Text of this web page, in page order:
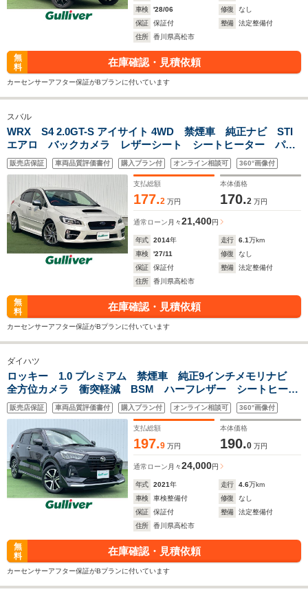
車検
'28/06 修復
なし
保証
保証付 整備
法定整備付
住所
香川県高松市
無
料
在庫確認・見積依頼
カーセンサーアフター保証がBプランに付いています
スバル
WRX S4 2.0GT-S アイサイト 4WD 禁煙車 純正ナビ STI
エアロ バックカメラ レザーシート シートヒーター パワ
ーシート 革巻きステアリング パドルシフト ETC 純正18
インチアルミ 純正フロアマット 電子パーキング アイサイ
販売店保証 車両品質評価書付 購入プラン付 オンライン相談可 360°画像付
支払総額
177.2 万円
本体価格
170.2 万円
通常ローン 月々21,400円
年式 2014年 走行 6.1万km
車検
'27/11 修復
なし
保証
保証付 整備
法定整備付
住所
香川県高松市
無
料
在庫確認・見積依頼
カーセンサーアフター保証がBプランに付いています
ダイハツ
ロッキー 1.0 プレミアム 禁煙車 純正9インチメモリナビ
全方位カメラ 衝突軽減 BSM ハーフレザー シートヒータ
ー クリアランスソナー LEDヘッドライト フォグランプ
ウィンカーミラー ETC スマートキー スペアキー
販売店保証 車両品質評価書付 購入プラン付 オンライン相談可 360°画像付
支払総額
197.9 万円
本体価格
190.0 万円
通常ローン 月々24,000円
年式 2021年 走行 4.6万km
車検
車検整備付 修復
なし
保証
保証付 整備
法定整備付
住所
香川県高松市
無
料
在庫確認・見積依頼
カーセンサーアフター保証がBプランに付いています